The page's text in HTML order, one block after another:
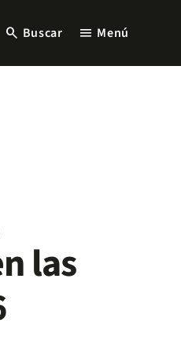
search Buscar menu Menú
las